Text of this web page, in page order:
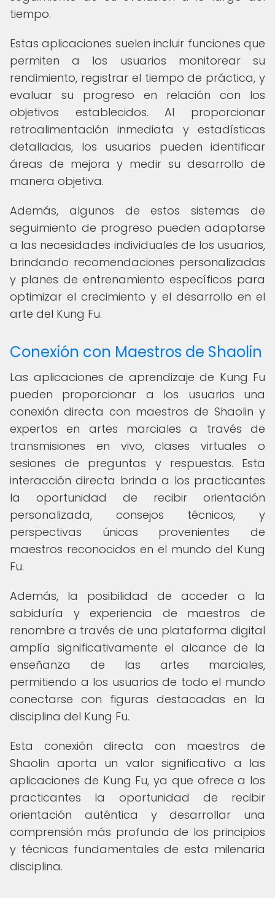
tiempo.
Estas aplicaciones suelen incluir funciones que
permiten a los usuarios monitorear su
rendimiento, registrar el tiempo de práctica, y
evaluar su progreso en relación con los
objetivos establecidos. Al proporcionar
retroalimentación inmediata y estadísticas
detalladas, los usuarios pueden identificar
áreas de mejora y medir su desarrollo de
manera objetiva.
Además, algunos de estos sistemas de
seguimiento de progreso pueden adaptarse
a las necesidades individuales de los usuarios,
brindando recomendaciones personalizadas
y planes de entrenamiento específicos para
optimizar el crecimiento y el desarrollo en el
arte del Kung Fu.
Conexión con Maestros de Shaolin
Las aplicaciones de aprendizaje de Kung Fu
pueden proporcionar a los usuarios una
conexión directa con maestros de Shaolin y
expertos en artes marciales a través de
transmisiones en vivo, clases virtuales o
sesiones de preguntas y respuestas. Esta
interacción directa brinda a los practicantes
la oportunidad de recibir orientación
personalizada, consejos técnicos, y
perspectivas únicas provenientes de
maestros reconocidos en el mundo del Kung
Fu.
Además, la posibilidad de acceder a la
sabiduría y experiencia de maestros de
renombre a través de una plataforma digital
amplía significativamente el alcance de la
enseñanza de las artes marciales,
permitiendo a los usuarios de todo el mundo
conectarse con figuras destacadas en la
disciplina del Kung Fu.
Esta conexión directa con maestros de
Shaolin aporta un valor significativo a las
aplicaciones de Kung Fu, ya que ofrece a los
practicantes la oportunidad de recibir
orientación auténtica y desarrollar una
comprensión más profunda de los principios
y técnicas fundamentales de esta milenaria
disciplina.